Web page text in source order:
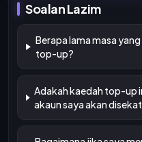
Soalan Lazim
Berapa lama masa
top-up?
Adakah kaedah top-up
akaun saya akan